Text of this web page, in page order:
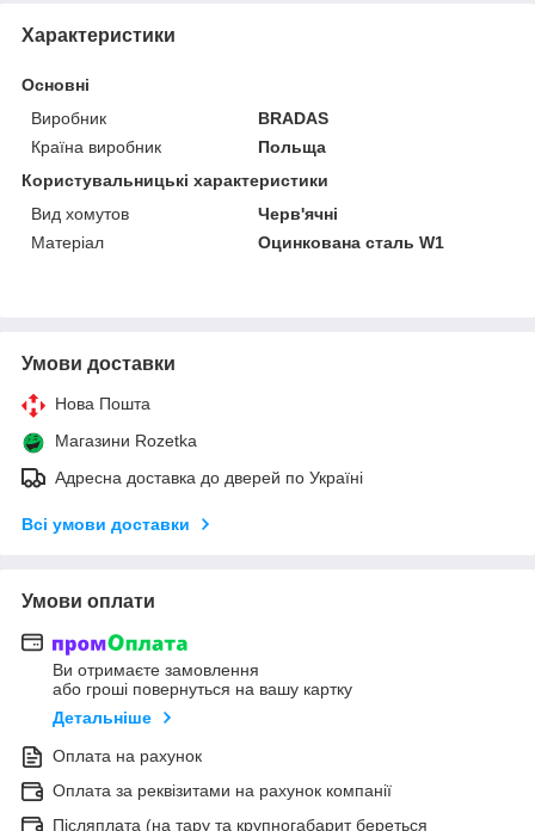
Характеристики
Основні
Виробник
BRADAS
Країна виробник
Польща
Користувальницькі характеристики
Вид хомутов
Черв'ячні
Матеріал
Оцинкована сталь W1
Умови доставки
Нова Пошта
Магазини Rozetka
Адресна доставка до дверей по Україні
Всі умови доставки
Умови оплати
Ви отримаєте замовлення
або гроші повернуться на вашу картку
Детальніше
Оплата на рахунок
Оплата за реквізитами на рахунок компанії
Післяплата (на тару та крупногабарит береться